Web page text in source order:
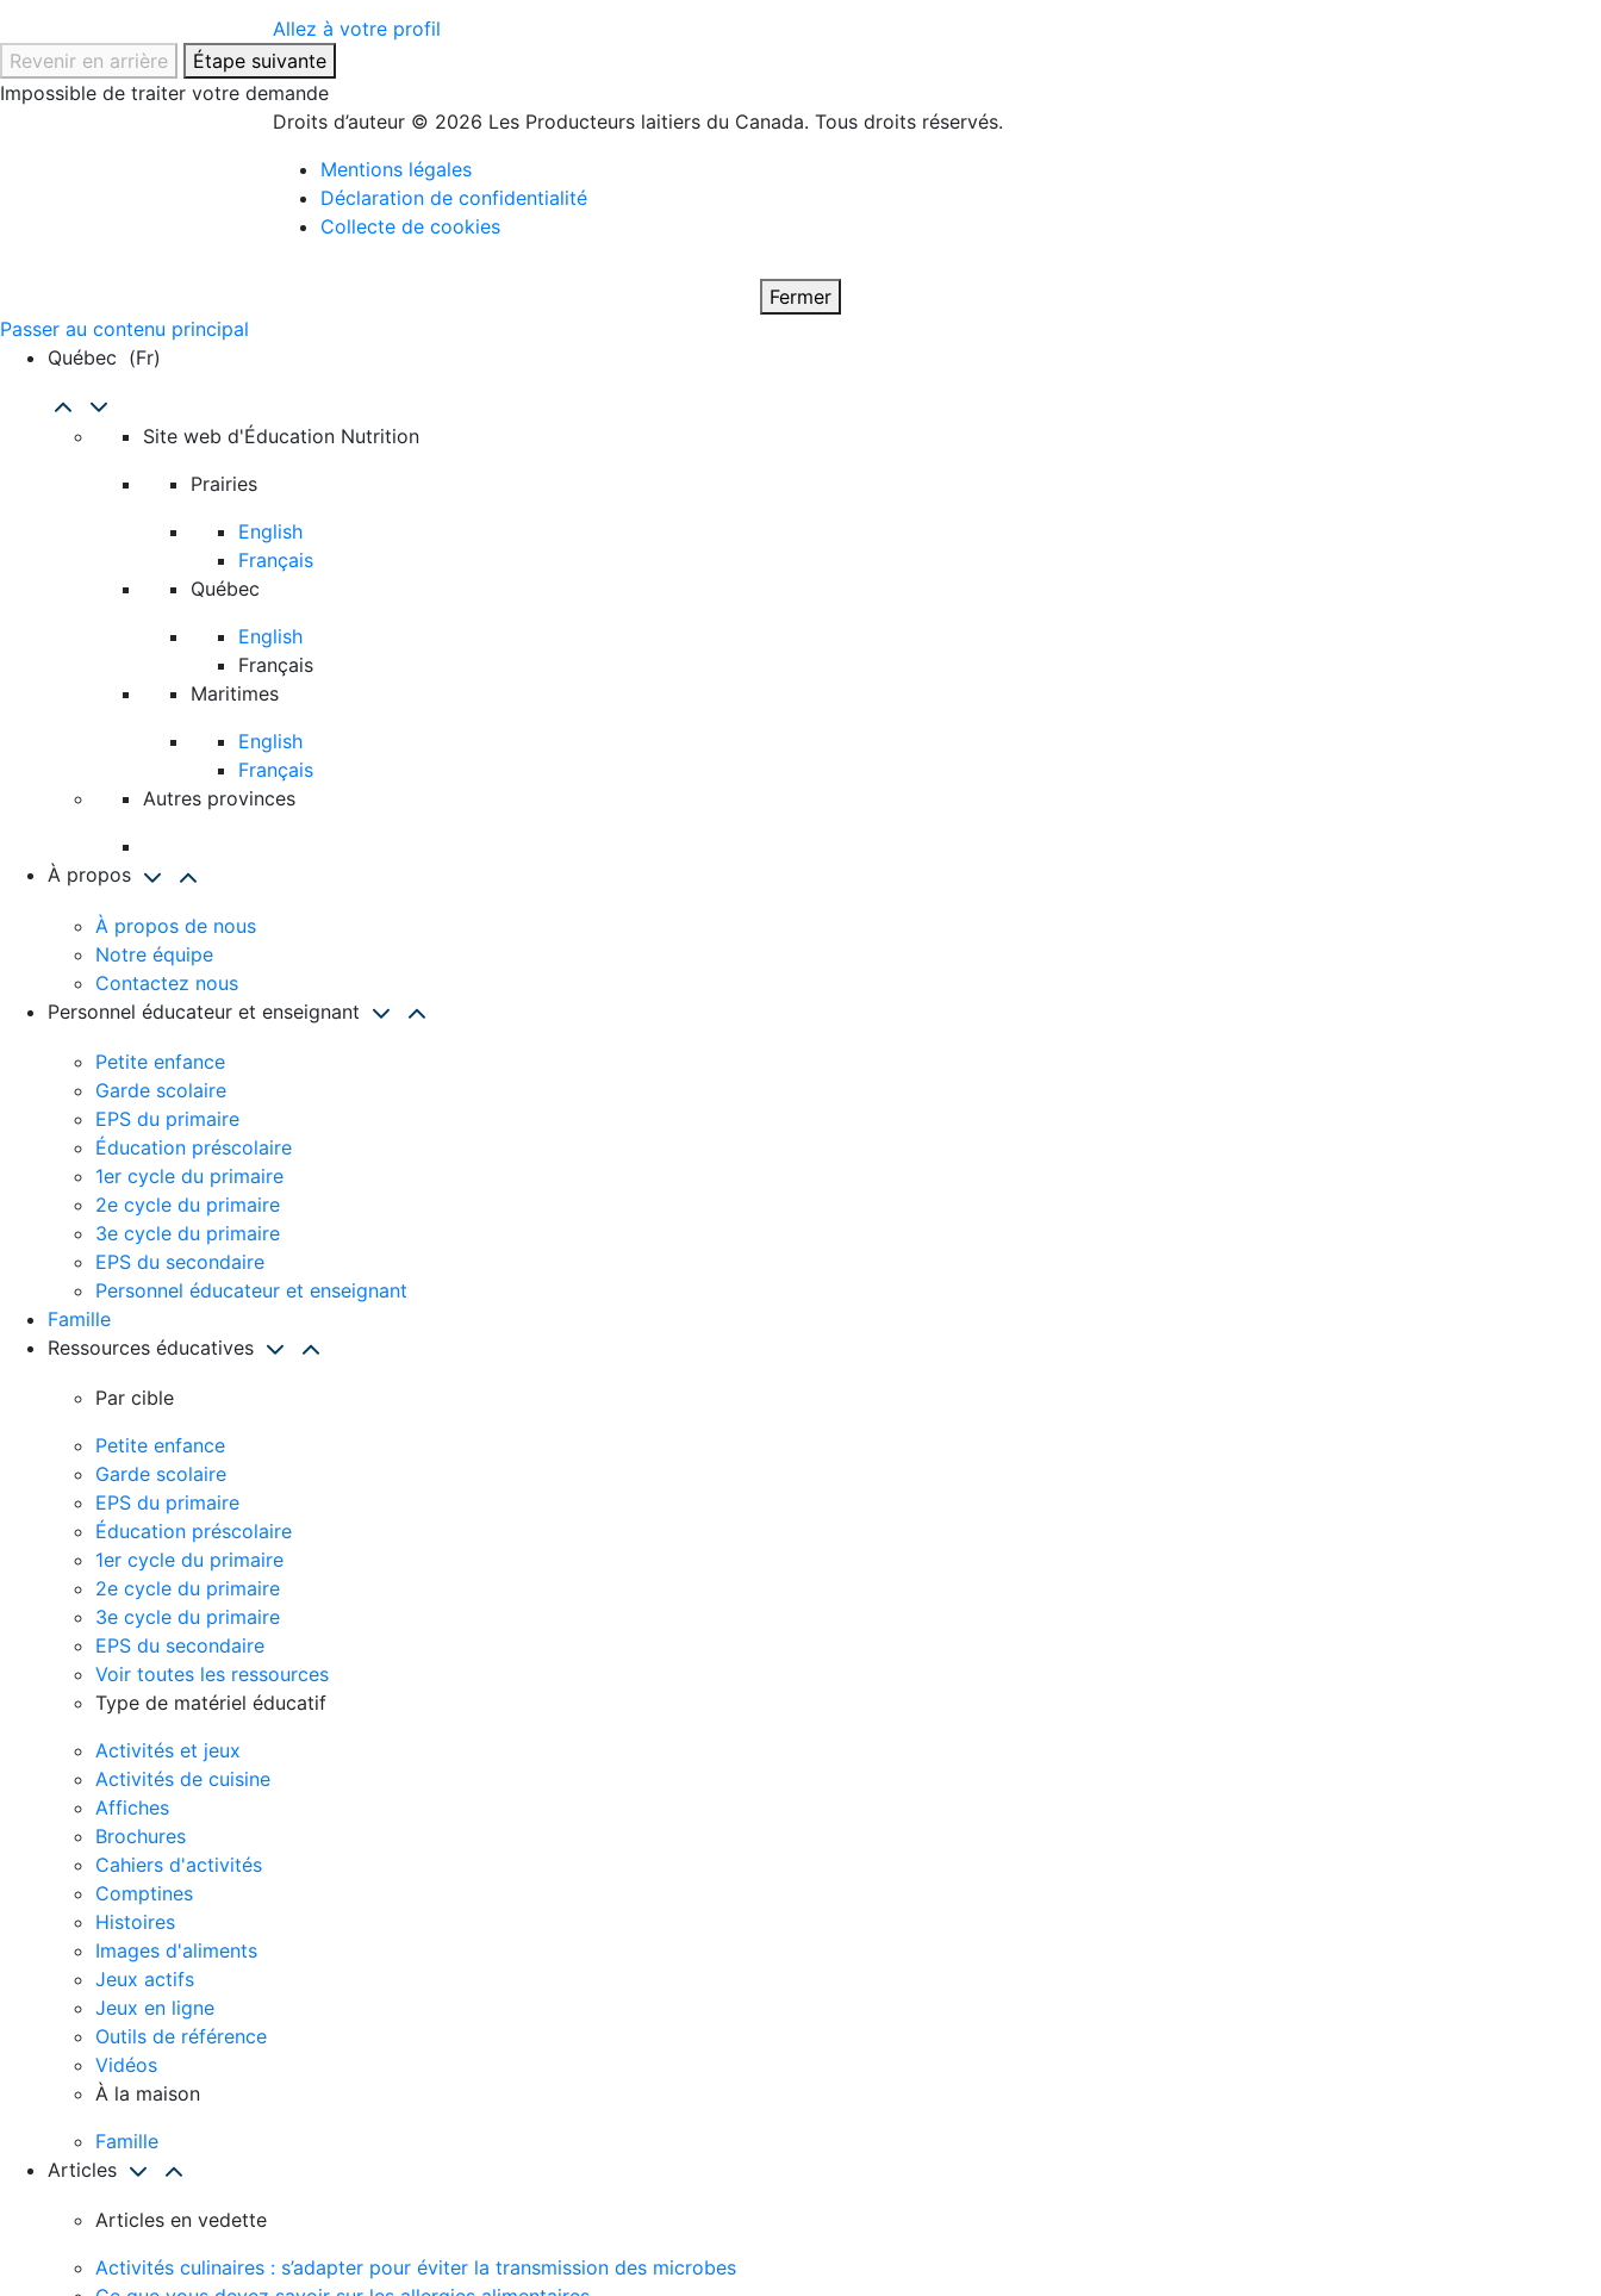
Allez à votre profil
Revenir en arrière
Étape suivante
Impossible de traiter votre demande
Droits d’auteur © 2026 Les Producteurs laitiers du Canada. Tous droits réservés.
Mentions légales
Déclaration de confidentialité
Collecte de cookies
Fermer
Passer au contenu principal
Québec (fr)
Site web d'Éducation Nutrition
Prairies
English
Français
Québec
English
Français
Maritimes
English
Français
Autres provinces
À propos
À propos de nous
Notre équipe
Contactez nous
Personnel éducateur et enseignant
Petite enfance
Garde scolaire
EPS du primaire
Éducation préscolaire
1er cycle du primaire
2e cycle du primaire
3e cycle du primaire
EPS du secondaire
Personnel éducateur et enseignant
Famille
Ressources éducatives
Par cible
Petite enfance
Garde scolaire
EPS du primaire
Éducation préscolaire
1er cycle du primaire
2e cycle du primaire
3e cycle du primaire
EPS du secondaire
Voir toutes les ressources
Type de matériel éducatif
Activités et jeux
Activités de cuisine
Affiches
Brochures
Cahiers d'activités
Comptines
Histoires
Images d'aliments
Jeux actifs
Jeux en ligne
Outils de référence
Vidéos
À la maison
Famille
Articles
Articles en vedette
Activités culinaires : s’adapter pour éviter la transmission des microbes